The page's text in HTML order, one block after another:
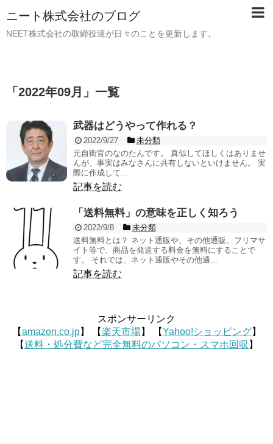
ニート株式会社のブログ
NEET株式会社の取締役達が日々のことを更新します。
「 2022年09月 」 一覧
武器はどうやって作れる？
2022/9/27
未分類
元自衛官のなのたんです。 真似してほしくはありませ
んが、事実はみなさんに共有しないといけません。 実
際に作成して...
記事を読む
「送料無料」の意味を正しく知ろう
2022/9/8
未分類
送料無料とは？ ネット通販や、その他通販、フリマサ
イト等で、商品を発送する料金を無料にすることで
す。 それでは、ネット通販やその他通...
記事を読む
スポンサーリンク
【amazon.co.jp】 【楽天市場】 【Yahoo!ショッピング】
【送料・処分費など完全無料のパソコン・スマホ回収 】